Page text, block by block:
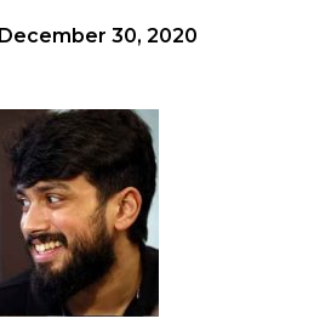
December 30, 2020